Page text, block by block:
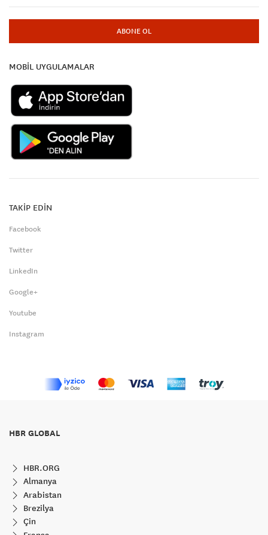
ABONE OL
MOBİL UYGULAMALAR
TAKİP EDİN
Facebook
Twitter
LinkedIn
Google+
Youtube
Instagram
HBR GLOBAL
HBR.ORG
Almanya
Arabistan
Brezilya
Çin